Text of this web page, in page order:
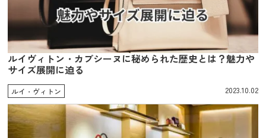
ルイヴィトン・カプシーヌに秘められた歴史とは？魅力や
サイズ展開に迫る
ルイ・ヴィトン 2023.10.02